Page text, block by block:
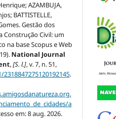
AZAMBUJA,
BATTISTELLE,
Gestão dos
Construção Civil: um
na base Scopus e Web
National Journal
,[S. l.], v. 7, n. 51,
2318847275120192145.
a
em: 8 aug. 2026.